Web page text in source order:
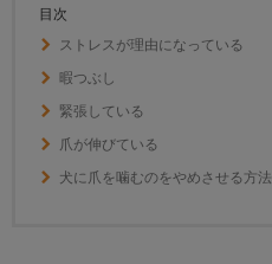
目次
ストレスが理由になっている
暇つぶし
緊張している
爪が伸びている
犬に爪を噛むのをやめさせる方法